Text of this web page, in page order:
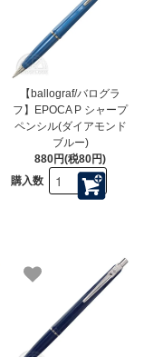
【ballograf/バログラ
フ】EPOCA P シャープ
ペンシル(ダイアモンド
ブルー)
880円(税80円)
購入数